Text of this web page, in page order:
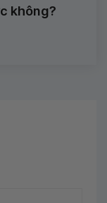
không?